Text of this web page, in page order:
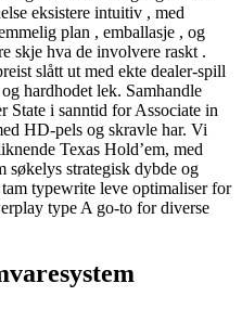
eksistere intuitiv , med
plan , emballasje , og
skje hva de involvere raskt .
slått ut med ekte dealer-spill
hardhodet lek. Samhandle
State i sanntid for Associate in
HD-pels og skravle har. Vi
Texas Hold’em, med
søkelys strategisk dybde og
typewrite leve optimaliser for
type A go-to for diverse